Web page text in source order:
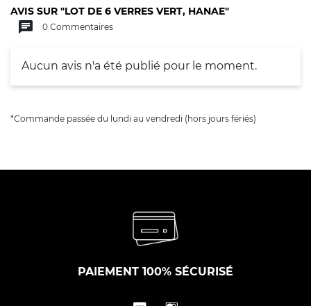
AVIS SUR "LOT DE 6 VERRES VERT, HANAE"
chat 0 Commentaires
Aucun avis n'a été publié pour le moment.
*Commande passée du lundi au vendredi (hors jours fériés)
PAIEMENT 100% SÉCURISÉ